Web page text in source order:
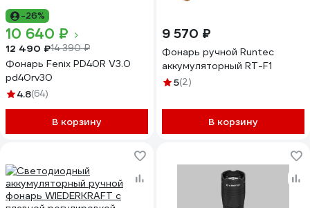
-26%
10 640 ₽
12 490 ₽14 390 ₽
Фонарь Fenix PD40R V3.0
pd40rv30
4.8(64)
В корзину
9 570 ₽
Фонарь ручной Runtec
аккумуляторный RT-F1
5(2)
В корзину